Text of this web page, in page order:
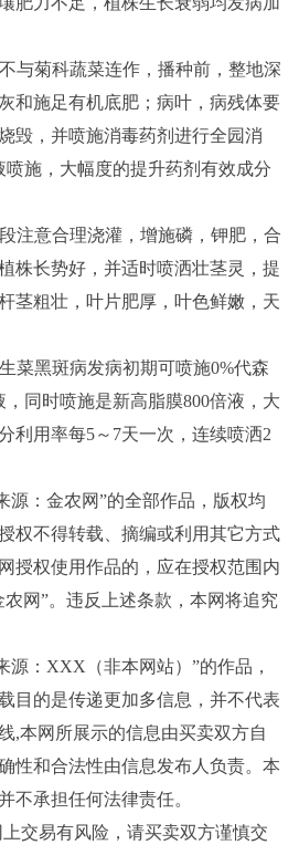
菊科蔬菜连作，播种前，整地深
和施足有机底肥；病叶，病残体要
毁，并喷施消毒药剂进行全园消
喷施，大幅度的提升药剂有效成分
意合理浇灌，增施磷，钾肥，合
株长势好，并适时喷洒壮茎灵，提
茎粗壮，叶片肥厚，叶色鲜嫩，天
黑斑病发病初期可喷施0%代森
同时喷施是新高脂膜800倍液，大
利用率每5～7天一次，连续喷洒2
：金农网”的全部作品，版权均
权不得转载、摘编或利用其它方式
授权使用作品的，应在授权范围内
网”。违反上述条款，本网将追究
：XXX（非本网站）”的作品，
目的是传递更加多信息，并不代表
,本网所展示的信息由买卖双方自
性和合法性由信息发布人负责。本
不承担任何法律责任。
易有风险，请买卖双方谨慎交